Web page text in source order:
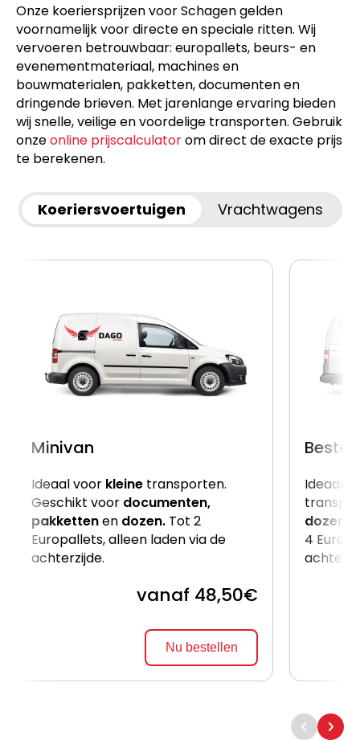
Onze koeriersprijzen voor Schagen gelden
voornamelijk voor directe en speciale ritten. Wij
vervoeren betrouwbaar: europallets, beurs- en
evenementmateriaal, machines en
bouwmaterialen, pakketten, documenten en
dringende brieven. Met jarenlange ervaring bieden
wij snelle, veilige en voordelige transporten. Gebruik
onzeonline prijscalculatorom direct de exacte prijs
te berekenen.
Koeriersvoertuigen Vrachtwagens
Minivan
Ideaal voor kleine transporten.
Geschikt voor documenten,
pakkettenen dozen. Tot 2
Europallets, alleen laden via de
achterzijde.
vanaf 48,50€
Nu bestellen
Ideaal
dozen
4